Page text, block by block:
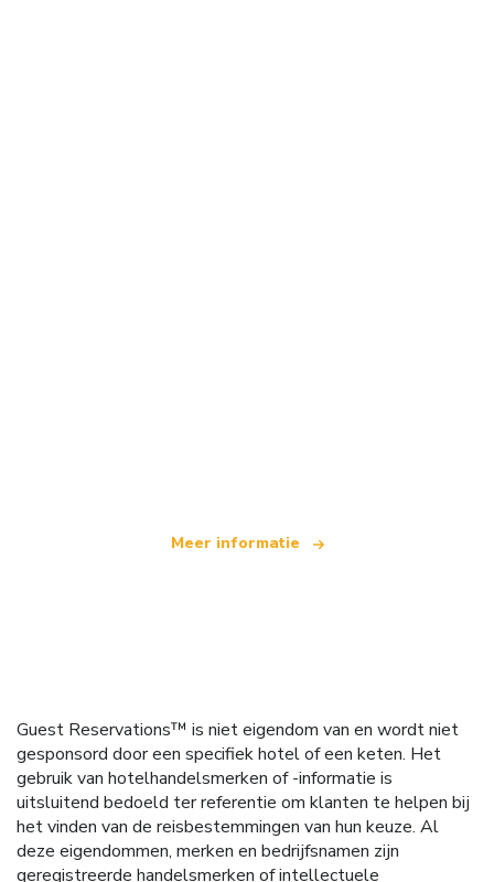
Meer informatie
Guest Reservations™ is niet eigendom van en wordt niet
gesponsord door een specifiek hotel of een keten. Het
gebruik van hotelhandelsmerken of -informatie is
uitsluitend bedoeld ter referentie om klanten te helpen bij
het vinden van de reisbestemmingen van hun keuze. Al
deze eigendommen, merken en bedrijfsnamen zijn
geregistreerde handelsmerken of intellectuele